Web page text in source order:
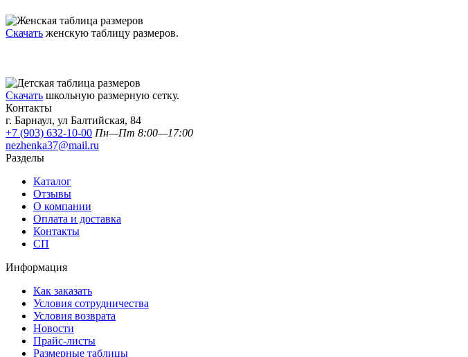
Скачать женскую таблицу размеров.
Скачать школьную размерную сетку.
Контакты
г. Барнаул, ул Балтийская, 84
+7 (903) 632-10-00 Пн—Пт 8:00—17:00
nezhenka37@mail.ru
Разделы
Каталог
Отзывы
О компании
Оплата и доставка
Контакты
СП
Информация
Как заказать
Условия сотрудничества
Условия возврата
Новости
Прайс-листы
Размерные таблицы